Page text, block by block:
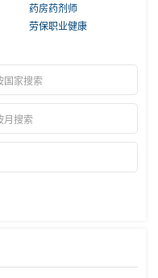
药房药剂师
劳保职业健康